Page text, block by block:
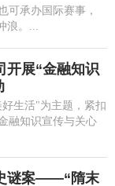
可承办国际赛事，
。...
开展“金融知识
生活"为主题，紧扣
融知识宣传与关心
谜案——“隋末